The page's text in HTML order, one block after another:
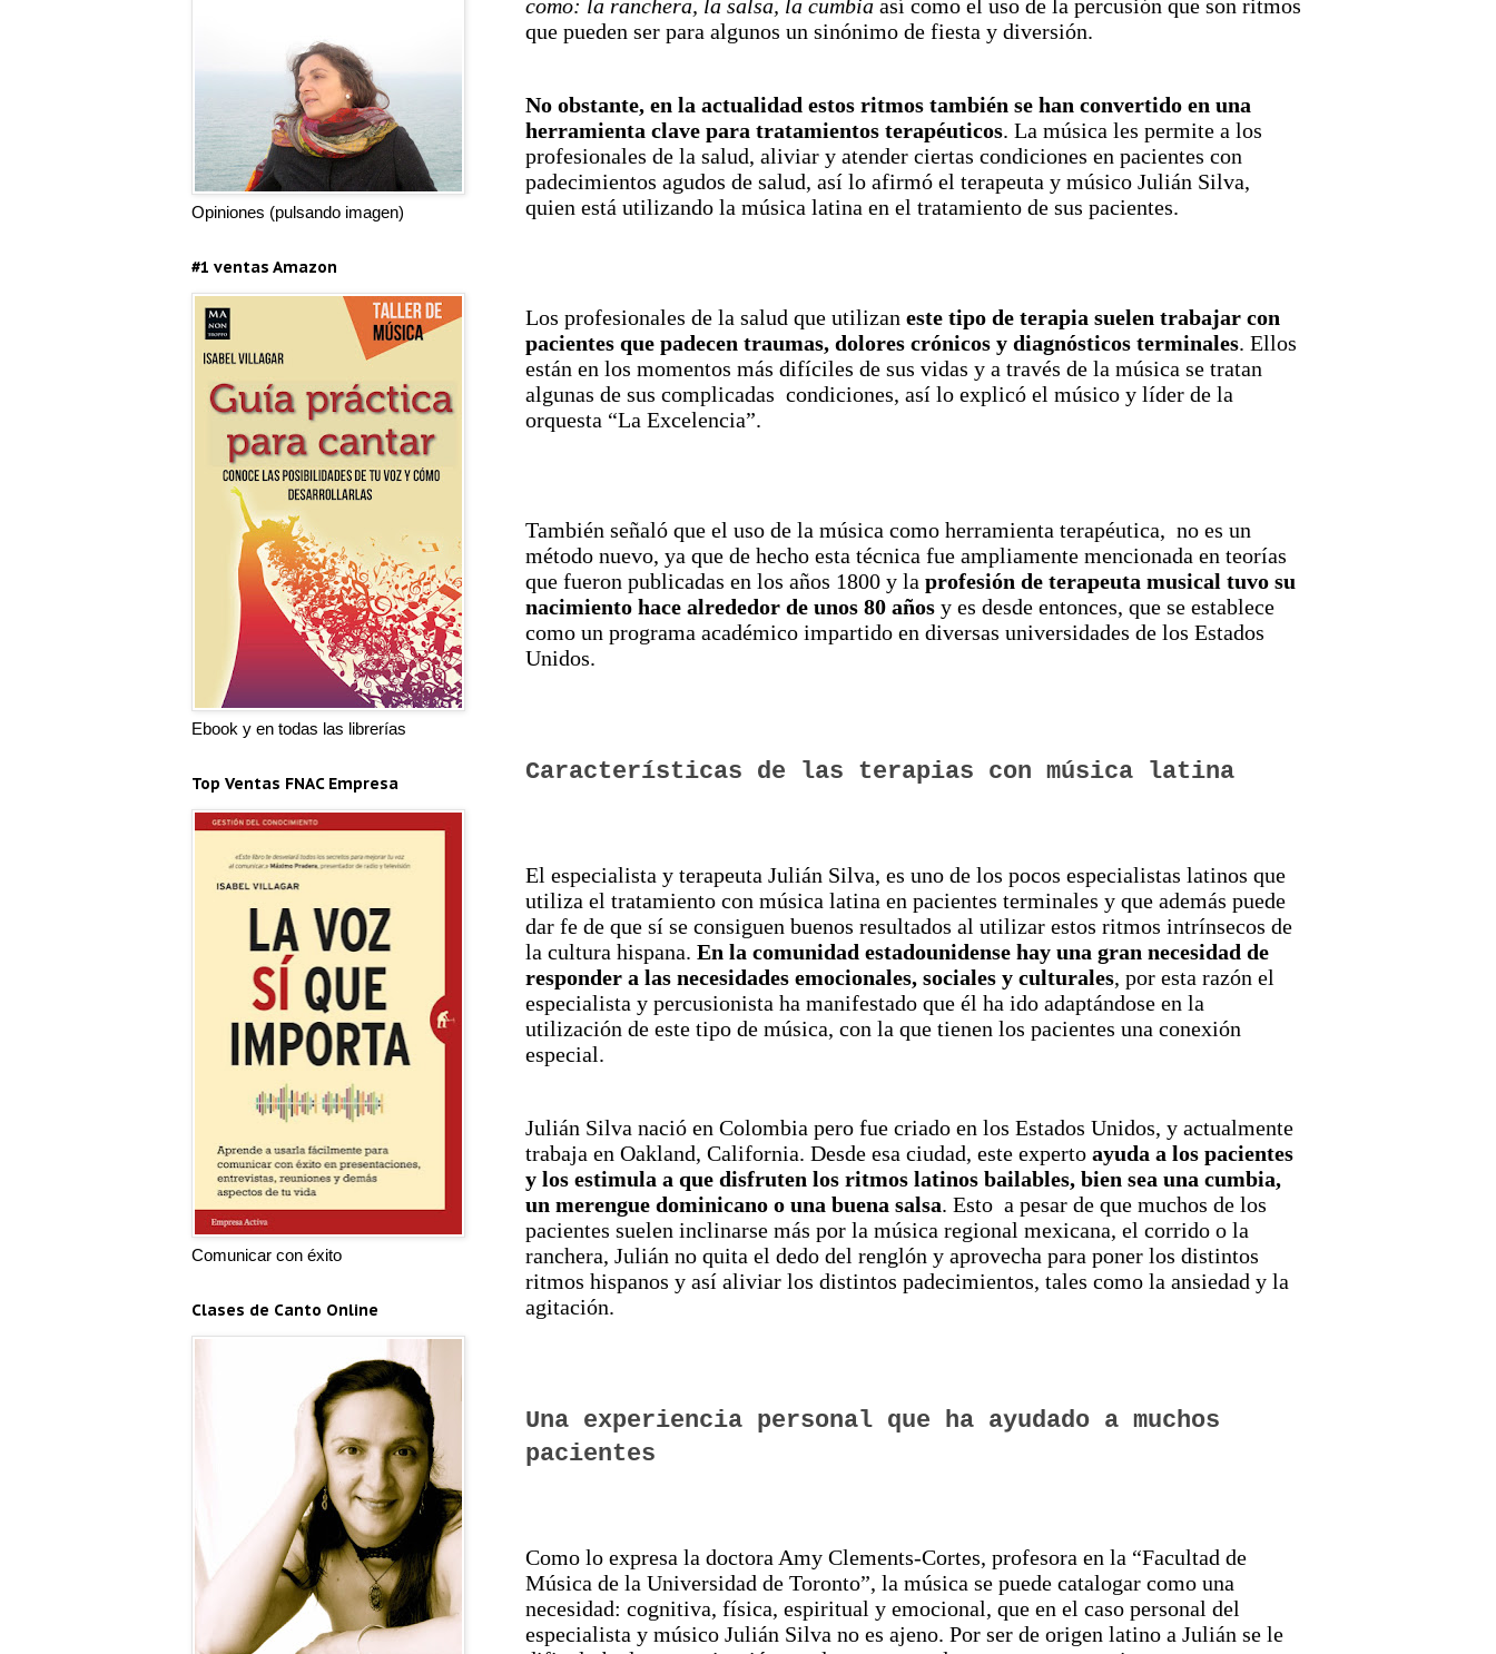
como: la ranchera, la salsa, la cumbia así como el uso de la percusión que son ritmos
que pueden ser para algunos un sinónimo de fiesta y diversión.
No obstante, en la actualidad estos ritmos también se han convertido en una
herramienta clave para tratamientos terapéuticos. La música les permite a los
profesionales de la salud, aliviar y atender ciertas condiciones en pacientes con
padecimientos agudos de salud, así lo afirmó el terapeuta y músico Julián Silva,
quien está utilizando la música latina en el tratamiento de sus pacientes.
Los profesionales de la salud que utilizan este tipo de terapia suelen trabajar con
pacientes que padecen traumas, dolores crónicos y diagnósticos terminales. Ellos
están en los momentos más difíciles de sus vidas y a través de la música se tratan
algunas de sus complicadas condiciones, así lo explicó el músico y líder de la
orquesta “La Excelencia”.
También señaló que el uso de la música como herramienta terapéutica, no es un
método nuevo, ya que de hecho esta técnica fue ampliamente mencionada en teorías
que fueron publicadas en los años 1800 y la profesión de terapeuta musical tuvo su
nacimiento hace alrededor de unos 80 años y es desde entonces, que se establece
como un programa académico impartido en diversas universidades de los Estados
Unidos.
Características de las terapias con música latina
El especialista y terapeuta Julián Silva, es uno de los pocos especialistas latinos que
utiliza el tratamiento con música latina en pacientes terminales y que además puede
dar fe de que sí se consiguen buenos resultados al utilizar estos ritmos intrínsecos de
la cultura hispana. En la comunidad estadounidense hay una gran necesidad de
responder a las necesidades emocionales, sociales y culturales, por esta razón el
especialista y percusionista ha manifestado que él ha ido adaptándose en la
utilización de este tipo de música, con la que tienen los pacientes una conexión
especial.
Julián Silva nació en Colombia pero fue criado en los Estados Unidos, y actualmente
trabaja en Oakland, California. Desde esa ciudad, este experto ayuda a los pacientes
y los estimula a que disfruten los ritmos latinos bailables, bien sea una cumbia,
un merengue dominicano o una buena salsa. Esto a pesar de que muchos de los
pacientes suelen inclinarse más por la música regional mexicana, el corrido o la
ranchera, Julián no quita el dedo del renglón y aprovecha para poner los distintos
ritmos hispanos y así aliviar los distintos padecimientos, tales como la ansiedad y la
agitación.
Una experiencia personal que ha ayudado a muchos
pacientes
Como lo expresa la doctora Amy Clements-Cortes, profesora en la “Facultad de
Música de la Universidad de Toronto”, la música se puede catalogar como una
necesidad: cognitiva, física, espiritual y emocional, que en el caso personal del
especialista y músico Julián Silva no es ajeno. Por ser de origen latino a Julián se le
Opiniones (pulsando imagen)
#1 ventas Amazon
Ebook y en todas las librerías
Top Ventas FNAC Empresa
Comunicar con éxito
Clases de Canto Online